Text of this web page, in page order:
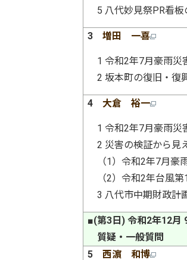
5 八代妙見祭PR看
3増田 一喜
1 令和2年7月豪雨災
2 坂本町の復旧・復
4大倉 裕一
1 令和2年7月豪雨災
2 災害の検証から見
（1）令和2年7月豪
（2）令和2年台風第
3 八代市中期財政計
■(第3日) 令和2年12月
質疑・一般質問
5西濵 和博